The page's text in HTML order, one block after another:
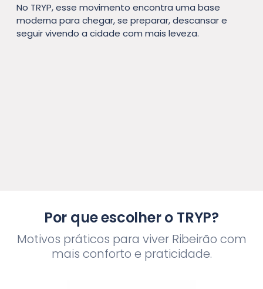
No TRYP, esse movimento encontra uma base
moderna para chegar, se preparar, descansar e
seguir vivendo a cidade com mais leveza.
Por que escolher o TRYP?
Motivos práticos para viver Ribeirão com
mais conforto e praticidade.